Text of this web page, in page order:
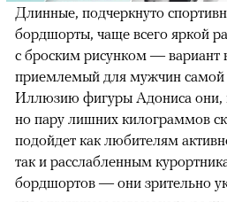
Длинные, подчеркнуто
бордшорты, чаще всего яркой
с броским рисунком — вариант
приемлемый для мужчин самой
Иллюзию фигуры Адониса они,
но пару лишних килограммов
подойдет как любителям
так и расслабленным
бордшортов — они зрительно